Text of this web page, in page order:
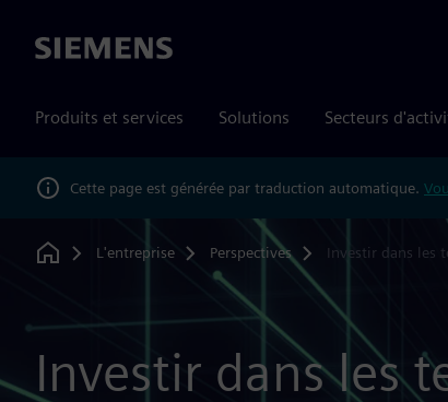
Siemens
Produits et services Solutions Secteurs
Cette page est générée par traduction automatique.
Home
L'entreprise Perspectives Investir dans les
Investir dans les